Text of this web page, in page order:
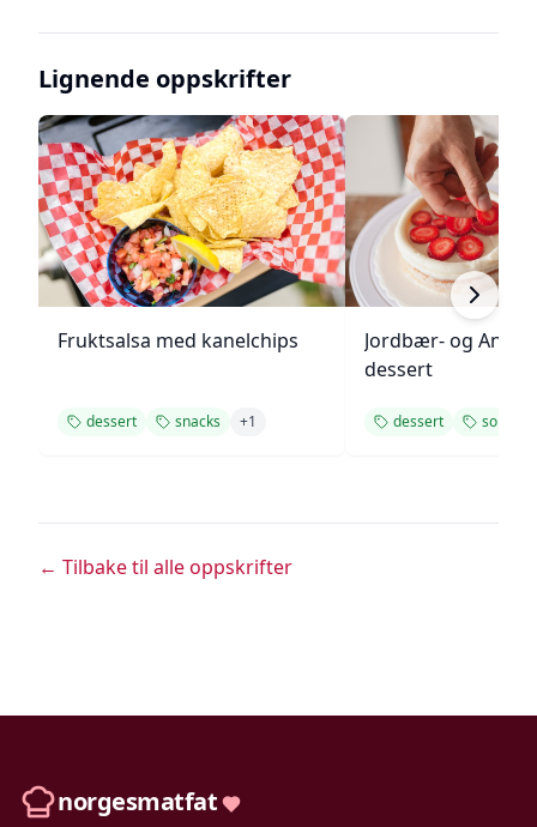
Lignende oppskrifter
Fruktsalsa med kanelchips
dessert snacks +1
Jordbær- og Angel
dessert
dessert sommer
← Tilbake til alle oppskrifter
norgesmatfat